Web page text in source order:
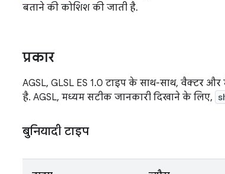
बताने की कोशिश की जाती है.
प्रकार
AGSL, GLSL ES 1.0 टाइप के साथ-साथ, वैक्टर
है. AGSL, मध्यम सटीक जानकारी दिखाने के लिए,
बुनियादी टाइप